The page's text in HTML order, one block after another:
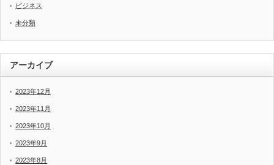
ビジネス
未分類
アーカイブ
2023年12月
2023年11月
2023年10月
2023年9月
2023年8月